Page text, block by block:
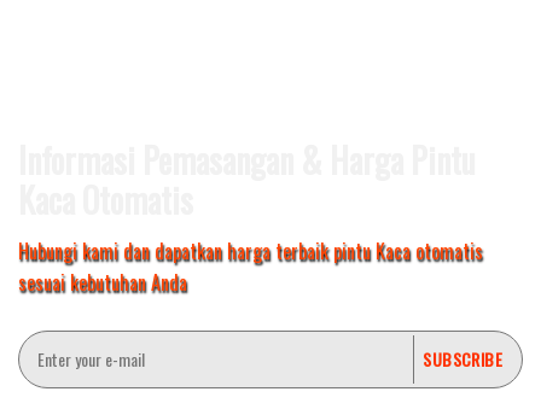
Hubungi kami dan dapatkan harga terbaik pintu Kaca otomatis
sesuai kebutuhan Anda